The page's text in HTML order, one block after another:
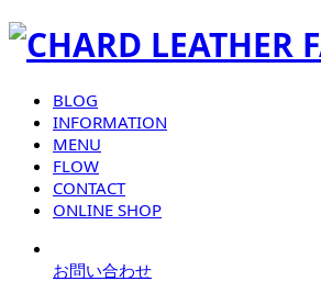
BLOG
INFORMATION
MENU
FLOW
CONTACT
ONLINE SHOP
お問い合わせ